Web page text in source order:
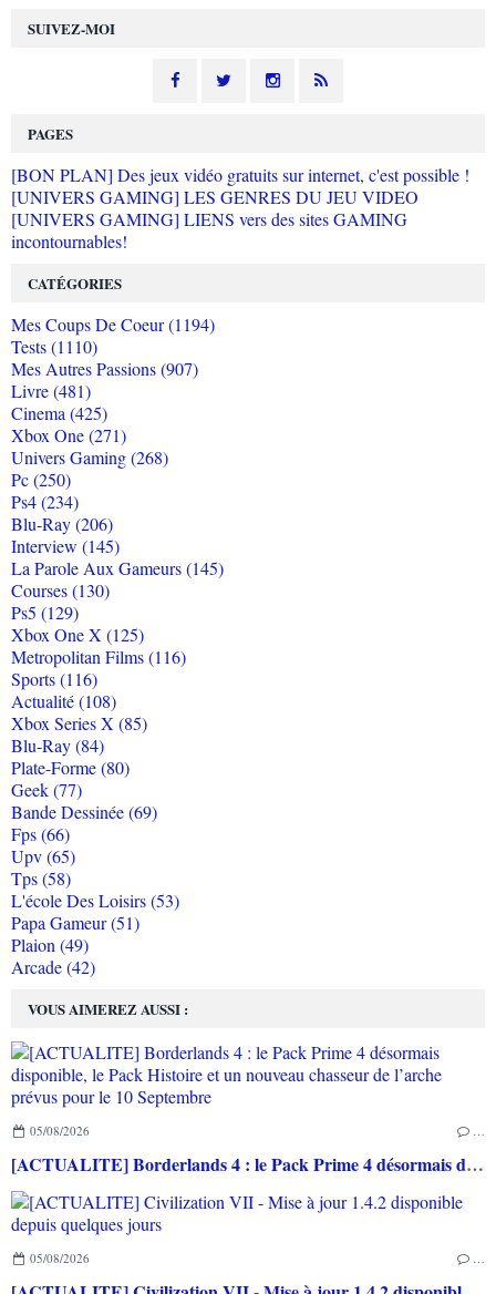
SUIVEZ-MOI
VOUS AIMEREZ AUSSI :
05/08/2026
[ACTUALITE] Borderlands 4 : le Pack Prime 4 désormais disponible, le Pack Histoire et un nouveau chasseur de l’arche prévus pour le 10 Septembre
05/08/2026
PAGES
[BON PLAN] Des jeux vidéo gratuits sur internet, c'est possible !
[UNIVERS GAMING] LES GENRES DU JEU VIDEO
[UNIVERS GAMING] LIENS vers des sites GAMING
incontournables!
CATÉGORIES
Mes Coups De Coeur (1194)
Tests (1110)
Mes Autres Passions (907)
Livre (481)
Cinema (425)
Xbox One (271)
Univers Gaming (268)
Pc (250)
Ps4 (234)
Blu-Ray (206)
Interview (145)
La Parole Aux Gameurs (145)
Courses (130)
Ps5 (129)
Xbox One X (125)
Metropolitan Films (116)
Sports (116)
Actualité (108)
Xbox Series X (85)
Blu-Ray (84)
Plate-Forme (80)
Geek (77)
Bande Dessinée (69)
Fps (66)
Upv (65)
Tps (58)
L'école Des Loisirs (53)
Papa Gameur (51)
Plaion (49)
Arcade (42)